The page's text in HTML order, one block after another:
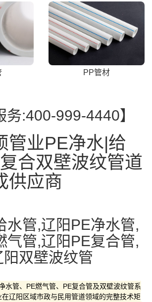
PP管材
务:400-999-4440】
管业PE净水|给
合双壁波纹管道
供应商
水管,辽阳PE净水管,
气管,辽阳PE复合管,
阳双壁波纹管
水管、PE燃气管、PE复合管及双壁波纹管系
辽阳区域市政与民用管道领域的完整技术矩